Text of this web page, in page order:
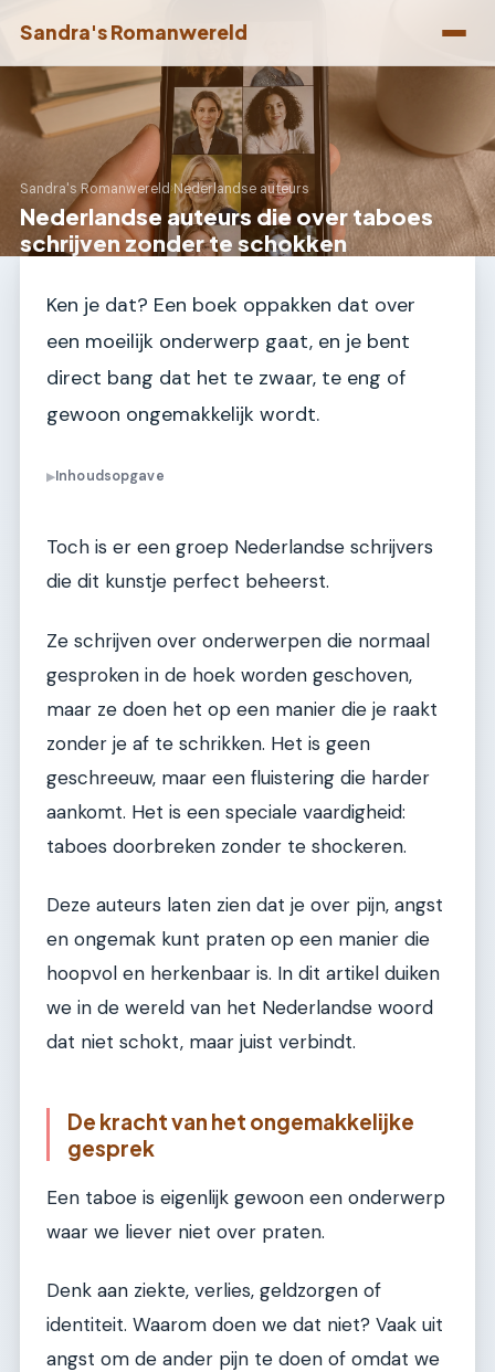
Sandra's Romanwereld
Sandra's Romanwereld›Nederlandse auteurs
Nederlandse auteurs die over taboes
schrijven zonder te schokken
Ken je dat? Een boek oppakken dat over
een moeilijk onderwerp gaat, en je bent
direct bang dat het te zwaar, te eng of
gewoon ongemakkelijk wordt.
▶Inhoudsopgave
Toch is er een groep Nederlandse schrijvers
die dit kunstje perfect beheerst.
Ze schrijven over onderwerpen die normaal
gesproken in de hoek worden geschoven,
maar ze doen het op een manier die je raakt
zonder je af te schrikken. Het is geen
geschreeuw, maar een fluistering die harder
aankomt. Het is een speciale vaardigheid:
taboes doorbreken zonder te shockeren.
Deze auteurs laten zien dat je over pijn, angst
en ongemak kunt praten op een manier die
hoopvol en herkenbaar is. In dit artikel duiken
we in de wereld van het Nederlandse woord
dat niet schokt, maar juist verbindt.
De kracht van het ongemakkelijke
gesprek
Een taboe is eigenlijk gewoon een onderwerp
waar we liever niet over praten.
Denk aan ziekte, verlies, geldzorgen of
identiteit. Waarom doen we dat niet? Vaak uit
angst om de ander pijn te doen of omdat we